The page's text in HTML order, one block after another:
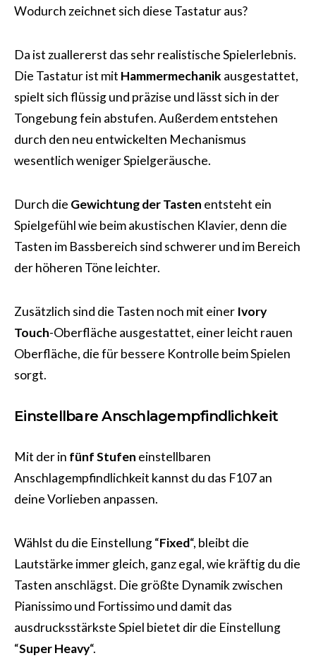
Wodurch zeichnet sich diese Tastatur aus?
Da ist zuallererst das sehr realistische Spielerlebnis.
Die Tastatur ist mit Hammermechanik ausgestattet,
spielt sich flüssig und präzise und lässt sich in der
Tongebung fein abstufen. Außerdem entstehen
durch den neu entwickelten Mechanismus
wesentlich weniger Spielgeräusche.
Durch die Gewichtung der Tasten entsteht ein
Spielgefühl wie beim akustischen Klavier, denn die
Tasten im Bassbereich sind schwerer und im Bereich
der höheren Töne leichter.
Zusätzlich sind die Tasten noch mit einer Ivory
Touch-Oberfläche ausgestattet, einer leicht rauen
Oberfläche, die für bessere Kontrolle beim Spielen
sorgt.
Einstellbare Anschlagempfindlichkeit
Mit der in fünf Stufen einstellbaren
Anschlagempfindlichkeit kannst du das F107 an
deine Vorlieben anpassen.
Wählst du die Einstellung “Fixed“, bleibt die
Lautstärke immer gleich, ganz egal, wie kräftig du die
Tasten anschlägst. Die größte Dynamik zwischen
Pianissimo und Fortissimo und damit das
ausdrucksstärkste Spiel bietet dir die Einstellung
“Super Heavy“.